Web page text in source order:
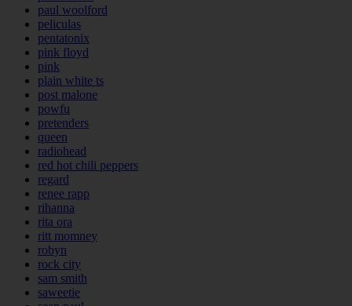
paul woolford
peliculas
pentatonix
pink floyd
pink
plain white ts
post malone
powfu
pretenders
queen
radiohead
red hot chili peppers
regard
renee rapp
rihanna
rita ora
ritt momney
robyn
rock city
sam smith
saweetie